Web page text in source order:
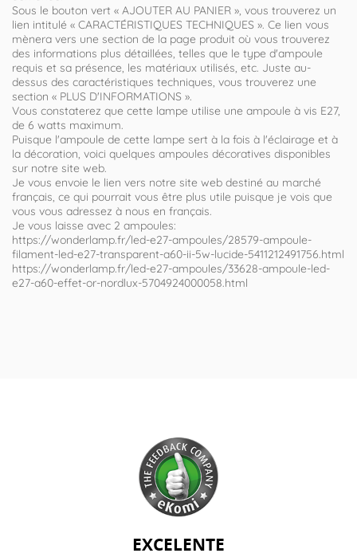
Sous le bouton vert « AJOUTER AU PANIER », vous trouverez un
lien intitulé « CARACTÉRISTIQUES TECHNIQUES ». Ce lien vous
mènera vers une section de la page produit où vous trouverez
des informations plus détaillées, telles que le type d'ampoule
requis et sa présence, les matériaux utilisés, etc. Juste au-
dessus des caractéristiques techniques, vous trouverez une
section « PLUS D'INFORMATIONS ».
Vous constaterez que cette lampe utilise une ampoule à vis E27,
de 6 watts maximum.
Puisque l'ampoule de cette lampe sert à la fois à l'éclairage et à
la décoration, voici quelques ampoules décoratives disponibles
sur notre site web.
Je vous envoie le lien vers notre site web destiné au marché
français, ce qui pourrait vous être plus utile puisque je vois que
vous vous adressez à nous en français.
Je vous laisse avec 2 ampoules:
https://wonderlamp.fr/led-e27-ampoules/28579-ampoule-
filament-led-e27-transparent-a60-ii-5w-lucide-5411212491756.html
https://wonderlamp.fr/led-e27-ampoules/33628-ampoule-led-
e27-a60-effet-or-nordlux-5704924000058.html
EXCELENTE